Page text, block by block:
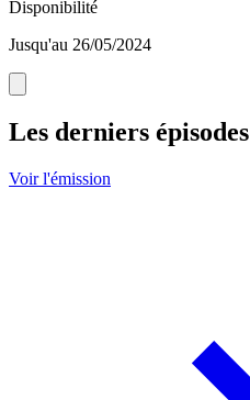
Disponibilité
Jusqu'au 26/05/2024
Les derniers épisodes
Voir l'émission